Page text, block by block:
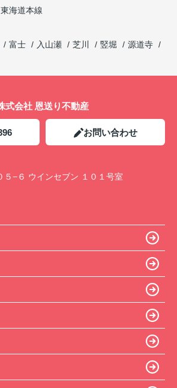
東海道本線
富士 入山瀬 芝川 竪堀
源道寺
式会社 恩送り不動産
お問い合わせ
５−６ ウインセブン １０１号室